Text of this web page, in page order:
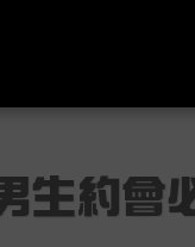
生約會